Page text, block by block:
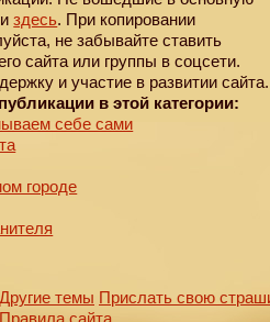
здесь. При копировании
не забывайте ставить
сайта или группы в соцсети.
и участие в развитии сайта.
в этой категории:
себе сами
городе
Другие темы Прислать свою